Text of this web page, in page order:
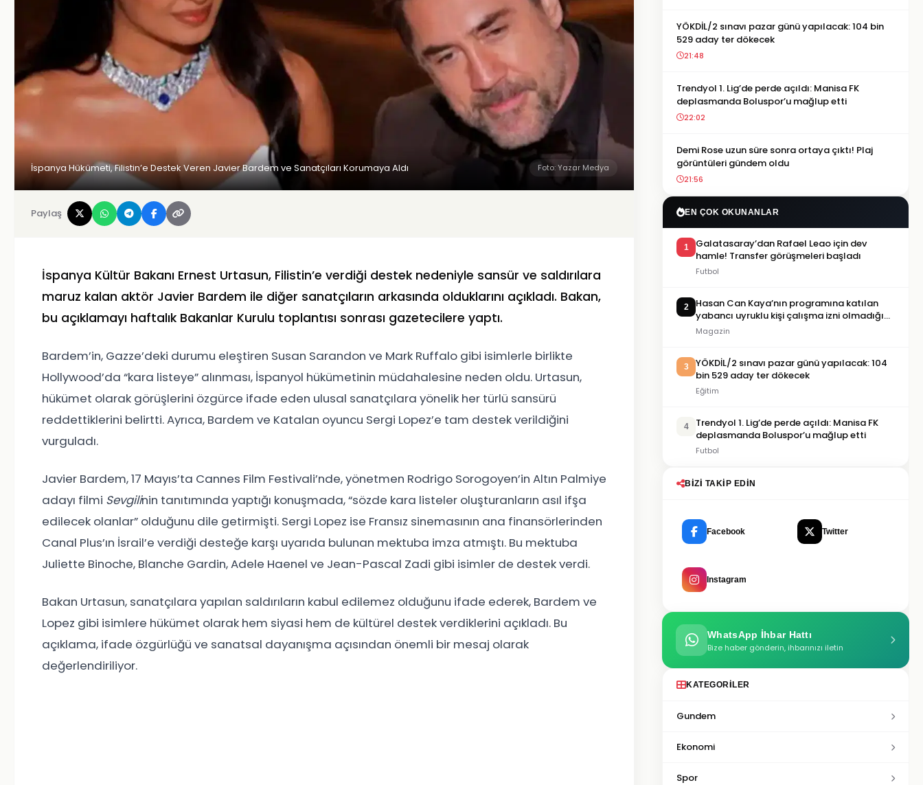
İspanya Hükümeti, Filistin’e Destek Veren Javier Bardem ve Sanatçıları Korumaya Aldı Foto: Yazar Medya
Paylaş
İspanya Kültür Bakanı Ernest Urtasun, Filistin’e verdiği destek nedeniyle sansür ve saldırılara
maruz kalan aktör Javier Bardem ile diğer sanatçıların arkasında olduklarını açıkladı. Bakan,
bu açıklamayı haftalık Bakanlar Kurulu toplantısı sonrası gazetecilere yaptı.
Bardem’in, Gazze’deki durumu eleştiren Susan Sarandon ve Mark Ruffalo gibi isimlerle birlikte
Hollywood’da “kara listeye” alınması, İspanyol hükümetinin müdahalesine neden oldu. Urtasun,
hükümet olarak görüşlerini özgürce ifade eden ulusal sanatçılara yönelik her türlü sansürü
reddettiklerini belirtti. Ayrıca, Bardem ve Katalan oyuncu Sergi Lopez’e tam destek verildiğini
vurguladı.
Javier Bardem, 17 Mayıs’ta Cannes Film Festivali’nde, yönetmen Rodrigo Sorogoyen’in Altın Palmiye
adayı filmi Sevgilinin tanıtımında yaptığı konuşmada, “sözde kara listeler oluşturanların asıl ifşa
edilecek olanlar” olduğunu dile getirmişti. Sergi Lopez ise Fransız sinemasının ana finansörlerinden
Canal Plus’ın İsrail’e verdiği desteğe karşı uyarıda bulunan mektuba imza atmıştı. Bu mektuba
Juliette Binoche, Blanche Gardin, Adele Haenel ve Jean-Pascal Zadi gibi isimler de destek verdi.
Bakan Urtasun, sanatçılara yapılan saldırıların kabul edilemez olduğunu ifade ederek, Bardem ve
Lopez gibi isimlere hükümet olarak hem siyasi hem de kültürel destek verdiklerini açıkladı. Bu
açıklama, ifade özgürlüğü ve sanatsal dayanışma açısından önemli bir mesaj olarak
değerlendiriliyor.
YÖKDİL/2 sınavı pazar günü yapılacak: 104 bin
529 aday ter dökecek
21:48
Trendyol 1. Lig’de perde açıldı: Manisa FK
deplasmanda Boluspor’u mağlup etti
22:02
Demi Rose uzun süre sonra ortaya çıktı! Plaj
görüntüleri gündem oldu
21:56
EN ÇOK OKUNANLAR
1
Galatasaray’dan Rafael Leao için dev
hamle! Transfer görüşmeleri başladı
Futbol
2
Hasan Can Kaya’nın programına katılan
yabancı uyruklu kişi çalışma izni olmadığı
gerekçesiyle gözaltına alındı
Magazin
3
YÖKDİL/2 sınavı pazar günü yapılacak: 104
bin 529 aday ter dökecek
Eğitim
4
Trendyol 1. Lig’de perde açıldı: Manisa FK
deplasmanda Boluspor’u mağlup etti
Futbol
BIZI TAKIP EDIN
Facebook Twitter
Instagram
WhatsApp İhbar Hattı
Bize haber gönderin, ihbarınızı iletin
KATEGORILER
Gundem
Ekonomi
Spor